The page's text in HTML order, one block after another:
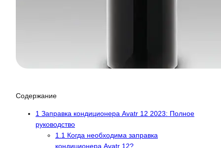
Содержание
1 Заправка кондиционера Avatr 12 2023: Полное
руководство
1.1 Когда необходима заправка
кондиционера Avatr 12?